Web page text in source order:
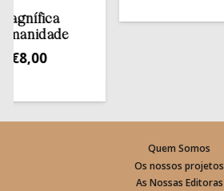
Quem Somos
Os nossos projetos
As Nossas Editoras